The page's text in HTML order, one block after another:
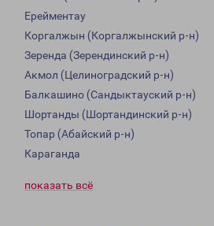
Ерейментау
Коргалжын (Коргалжынский р-н)
Зеренда (Зерендинский р-н)
Акмол (Целиноградский р-н)
Балкашино (Сандыктауский р-н)
Шортанды (Шортандинский р-н)
Топар (Абайский р-н)
Караганда
показать всё